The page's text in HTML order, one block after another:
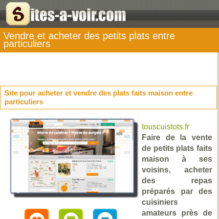
Vendre et acheter des petits plats entre
particuliers
Site pour acheter et vendre des plats faits maison entre
particuliers
touscuistots.fr
Faire de la vente
de petits plats faits
maison à ses
voisins, acheter
des repas
préparés par des
cuisiniers
amateurs près de